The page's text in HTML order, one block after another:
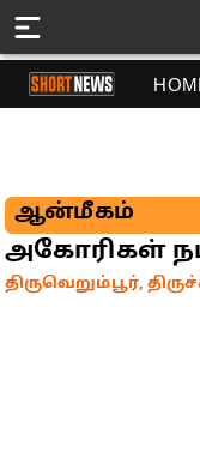
ஆன்மீகம்
அகோரிகள்
திருவெறும்பூர்,